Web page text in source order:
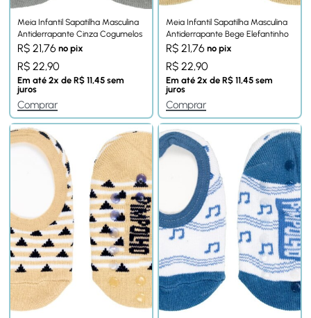
Meia Infantil Sapatilha Masculina
Antiderrapante Cinza Cogumelos
R$ 21,76 no pix
R$ 22,90
Em até 2x de R$ 11,45 sem
juros
Comprar
Meia Infantil Sapatilha Masculina
Antiderrapante Bege Elefantinho
R$ 21,76 no pix
R$ 22,90
Em até 2x de R$ 11,45 sem
juros
Comprar